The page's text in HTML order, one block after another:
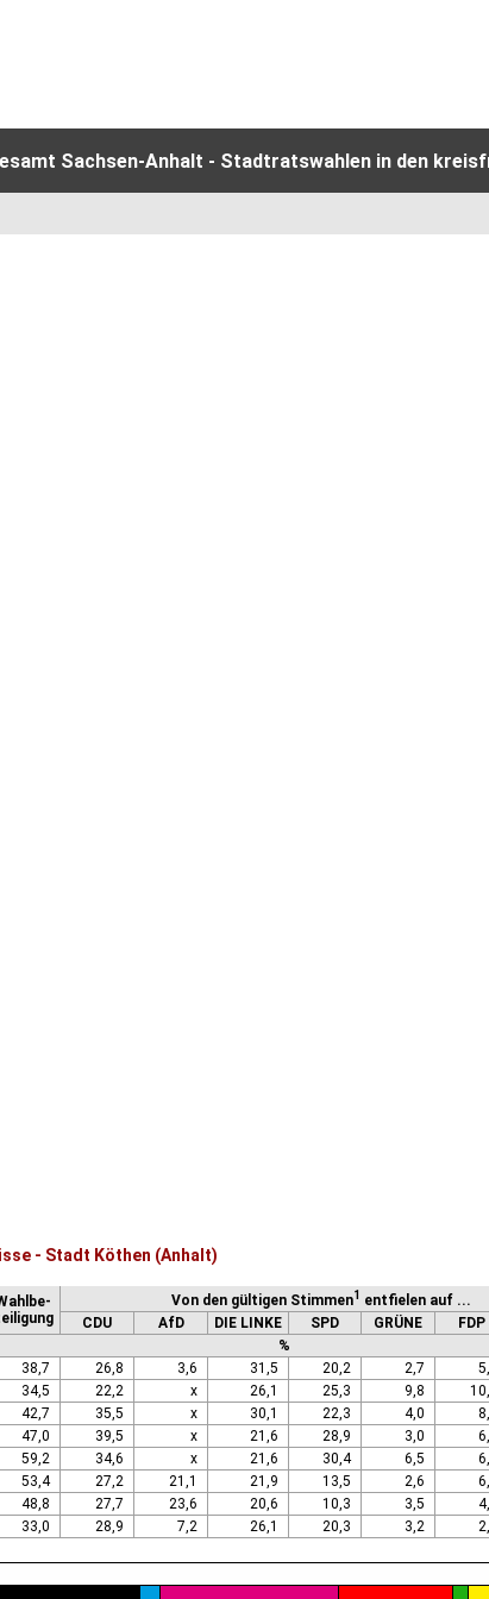
Sachsen-Anhalt - Stadtratswahlen in den
- Stadt Köthen (Anhalt)
Von den gültigen Stimmen1 entfielen auf ...
CDU
AfD DIE LINKE SPD GRÜNE FDP
%
38,7 26,8 3,6 31,5 20,2 2,7
34,5 22,2 x 26,1 25,3 9,8
42,7 35,5 x 30,1 22,3 4,0
47,0 39,5 x 21,6 28,9 3,0
59,2 34,6 x 21,6 30,4 6,5
53,4 27,2 21,1 21,9 13,5 2,6
48,8 27,7 23,6 20,6 10,3 3,5
33,0 28,9 7,2 26,1 20,3 3,2